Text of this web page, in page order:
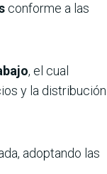
conforme a las
, el cual
y la distribución
adoptando las